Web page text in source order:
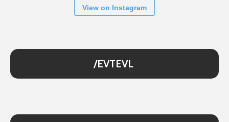
View on Instagram
/EVTEVL